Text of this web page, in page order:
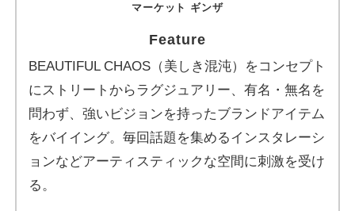
マーケット ギンザ
Feature
BEAUTIFUL CHAOS（美しき混沌）をコンセプト
にストリートからラグジュアリー、有名・無名を
問わず、強いビジョンを持ったブランドアイテム
をバイイング。毎回話題を集めるインスタレーシ
ョンなどアーティスティックな空間に刺激を受け
る。